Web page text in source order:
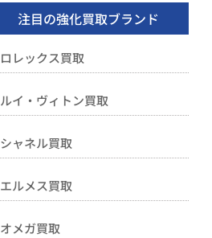
注目の強化買取ブランド
ロレックス買取
ルイ・ヴィトン買取
シャネル買取
エルメス買取
オメガ買取